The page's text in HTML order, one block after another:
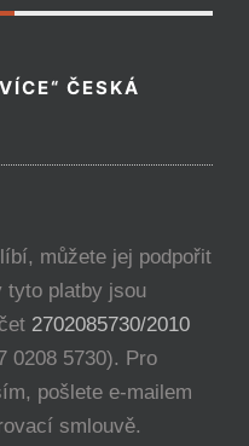
ČESKÁ
můžete jej podpořit
tyto platby jsou
2702085730/2010
0208 5730). Pro
pošlete e-mailem
smlouvě.